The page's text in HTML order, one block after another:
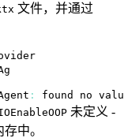
文件，并通过
: found no
未定义 -
中。